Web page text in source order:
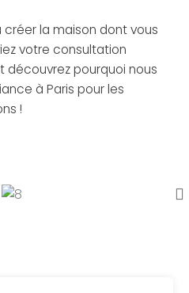
créer la maison dont vous
votre consultation
découvrez pourquoi nous
à Paris pour les
!